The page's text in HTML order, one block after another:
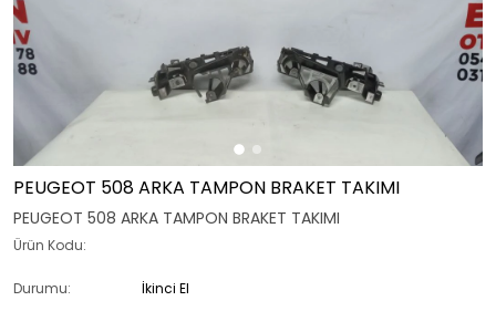
PEUGEOT 508 ARKA TAMPON BRAKET TAKIMI
PEUGEOT 508 ARKA TAMPON BRAKET TAKIMI
Ürün Kodu:
Durumu: İkinci El